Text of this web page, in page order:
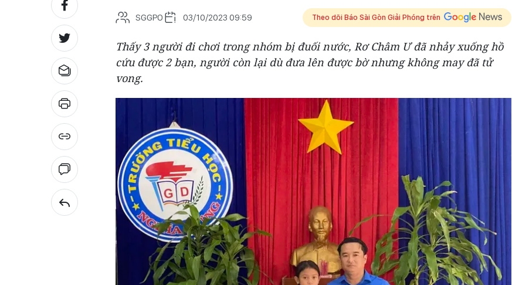
SGGPO 03/10/2023 09:59 Theo dõi Báo Sài Gòn Giải Phóng trên
Thấy 3 người đi chơi trong nhóm bị đuối nước, Rơ Châm Ư đã nhảy xuống hồ
cứu được 2 bạn, người còn lại dù đưa lên được bờ nhưng không may đã tử
vong.